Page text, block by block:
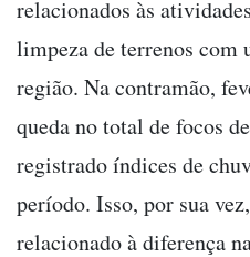
relacionados às
limpeza de terrenos com
região. Na contramão,
queda no total de focos
registrado índices de
período. Isso, por sua
relacionado à diferença